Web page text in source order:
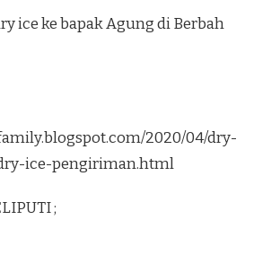
ice ke bapak Agung di Berbah
2020/04/dry-
ice-pengiriman.html
;